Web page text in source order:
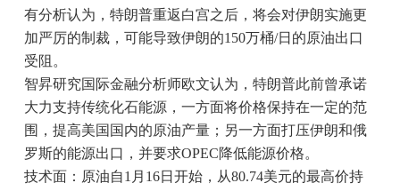
有分析认为，特朗普重返白宫之后，将会对伊朗实施更
加严厉的制裁，可能导致伊朗的150万桶/日的原油出口
受阻。
智昇研究国际金融分析师欧文认为，特朗普此前曾承诺
大力支持传统化石能源，一方面将价格保持在一定的范
围，提高美国国内的原油产量；另一方面打压伊朗和俄
罗斯的能源出口，并要求OPEC降低能源价格。
技术面：原油自1月16日开始，从80.74美元的最高价持